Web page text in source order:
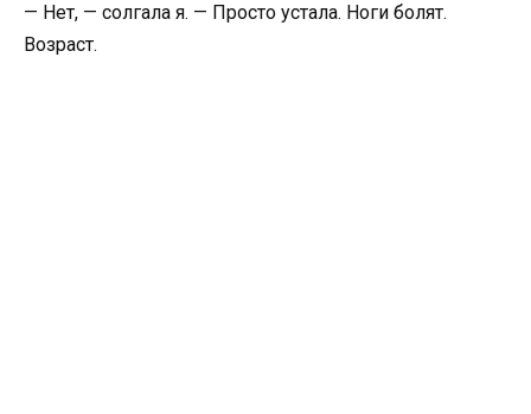
— Нет, — солгала я. — Просто устала. Ноги болят.
Возраст.